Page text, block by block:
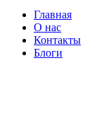
Главная
О нас
Контакты
Блоги